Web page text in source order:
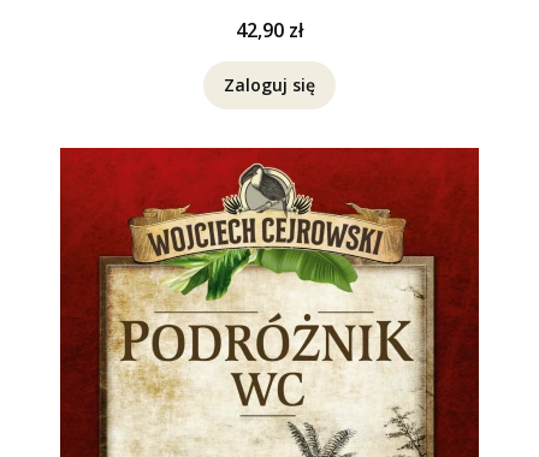
Cena
42,90 zł
Zaloguj się